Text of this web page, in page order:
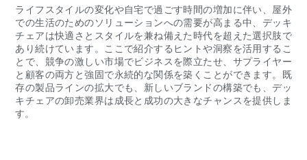
ライフスタイルの変化や自宅で過ごす時間の増加に伴い、屋外
での生活のためのソリューションへの需要が高まる中、デッキ
チェアは快適さとスタイルを兼ね備えた時代を超えた選択肢で
あり続けています。ここで紹介するヒントや洞察を活用するこ
とで、競争の激しい市場でビジネスを際立たせ、サプライヤー
と顧客の両方と強固で永続的な関係を築くことができます。既
存の製品ラインの拡大でも、新しいブランドの構築でも、デッ
キチェアの卸売業界は成長と成功の大きなチャンスを提供しま
す。